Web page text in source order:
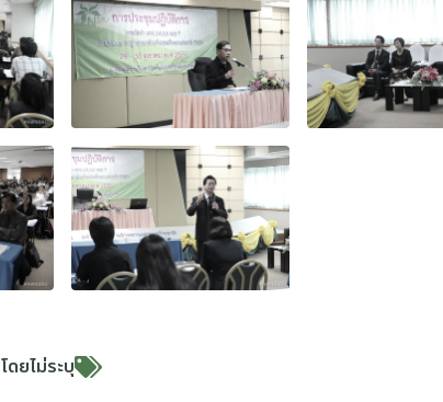
โดยไม่ระบุ